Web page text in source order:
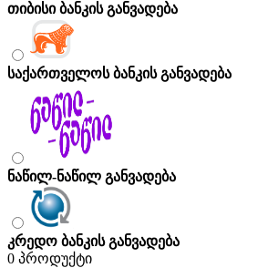
თიბისი ბანკის განვადება
საქართველოს ბანკის განვადება
ნაწილ-ნაწილ განვადება
კრედო ბანკის განვადება
0 პროდუქტი